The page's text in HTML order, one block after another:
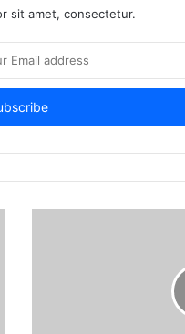
sit amet, consectetur.